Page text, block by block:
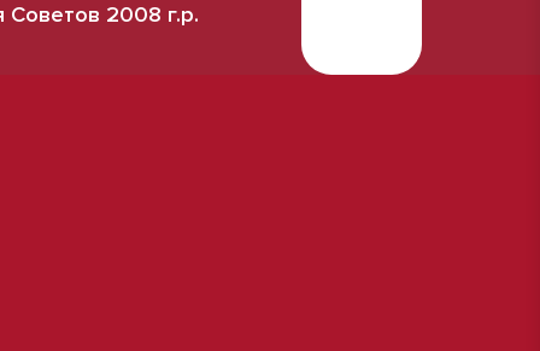
Советов 2008 г.р.